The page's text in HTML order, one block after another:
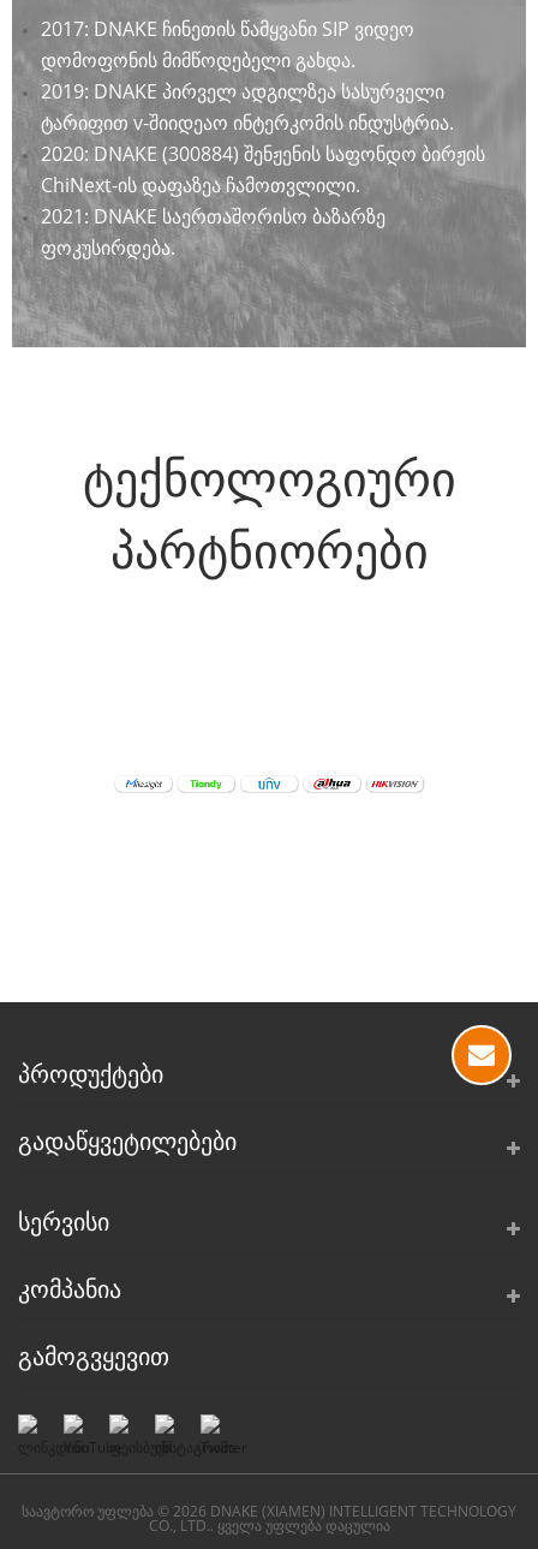
2017: DNAKE ჩინეთის წამყვანი SIP ვიდეო
დომოფონის მიმწოდებელი გახდა.
2019: DNAKE პირველ ადგილზეა სასურველი
ტარიფით v-შიიდეაო ინტერკომის ინდუსტრია.
2020: DNAKE (300884) შენჟენის საფონდო ბირჟის
ChiNext-ის დაფაზეა ჩამოთვლილი.
2021: DNAKE საერთაშორისო ბაზარზე
ფოკუსირდება.
ტექნოლოგიური
პარტნიორები
ᲞᲠᲝᲓᲣᲥᲢᲔᲑᲘ
ᲒᲐᲓᲐᲬᲧᲕᲔᲢᲘᲚᲔᲑᲔᲑᲘ
ᲡᲔᲠᲕᲘᲡᲘ
ᲙᲝᲛᲞᲐᲜᲘᲐ
ᲒᲐᲛᲝᲒᲕᲧᲔᲕᲘᲗ
საავტორო უფლება © 2026 DNAKE (XIAMEN) INTELLIGENT TECHNOLOGY
CO., LTD.. ყველა უფლება დაცულია